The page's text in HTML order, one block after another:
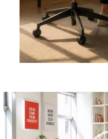
Pemutar
Video